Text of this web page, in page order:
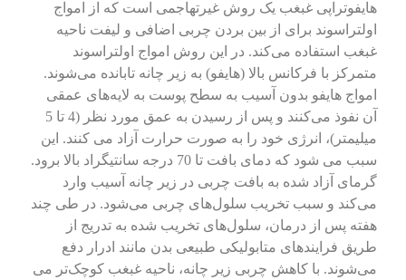
هایفوتراپی غبغب یک روش غیرتهاجمی است که از امواج
اولتراسوند برای از بین بردن چربی اضافی و لیفت ناحیه
غبغب استفاده می‌کند. در این روش امواج اولتراسوند
متمرکز با فرکانس بالا (هایفو) به زیر چانه تابانده می‌شوند.
امواج هایفو بدون آسیب به سطح پوست به لایه‌های عمقی
آن نفوذ می‌کنند و پس از رسیدن به عمق مورد نظر (4 تا 5
میلیمتر)، انرژی خود را به صورت حرارت آزاد می کنند. این
سبب می شود که دمای بافت تا 70 درجه سانتیگراد بالا برود.
گرمای آزاد شده به بافت چربی در زیر چانه آسیب وارد
می‌کند و سبب تخریب سلول‌های چربی می‌شود. در طی چند
هفته پس از درمان، سلول‌های تخریب شده به تدریج از
طریق فرایندهای متابولیکی طبیعی بدن مانند ادرار دفع
می‌شوند. با کاهش چربی زیر چانه، ناحیه غبغب کوچک‌تر می